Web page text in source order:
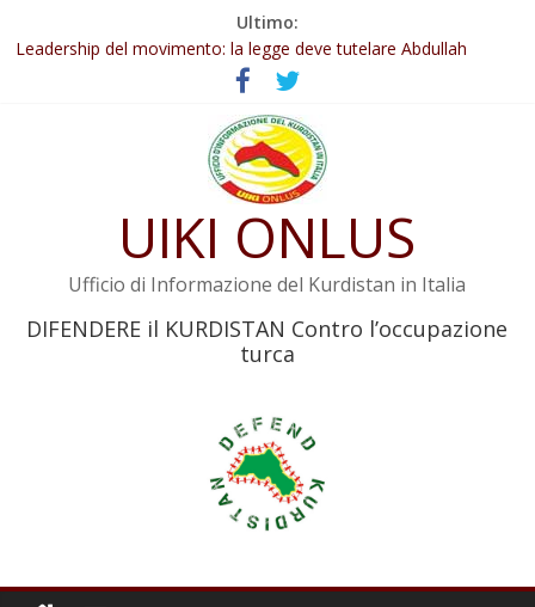
Ultimo:
Abdullah Öcalan: Le legge negativa deve essere trasformata in
legge positiva
Leadership del movimento: la legge deve tutelare Abdullah
Commissione donne del KNK: Şengal è di nuovo sotto minaccia
Non tenere conto della situazione di Rêber Apo ostacolerebbe
Il KNK chiede un’azione internazionale contro i crimini di guerra
UIKI ONLUS
Ufficio di Informazione del Kurdistan in Italia
DIFENDERE il KURDISTAN Contro l’occupazione
turca